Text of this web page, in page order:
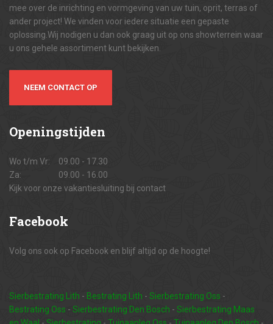
mee over de inrichting en vormgeving van uw tuin, oprit, terras of
ander project! We vinden voor iedere situatie een gepaste
oplossing.Wij nodigen u dan ook graag uit op ons showterrein waar
u ons gehele assortiment kunt bekijken.
NEEM CONTACT OP
Openingstijden
Wo t/m Vr:
09.00 - 17.30
Za:
09.00 - 16.00
Kijk voor onze vakantiesluiting bij contact
Facebook
Volg ons ook op Facebook en blijf altijd op de hoogte!
Sierbestrating Lith - Bestrating Lith - Sierbestrating Oss -
Bestrating Oss - Sierbestrating Den Bosch - Sierbestrating Maas